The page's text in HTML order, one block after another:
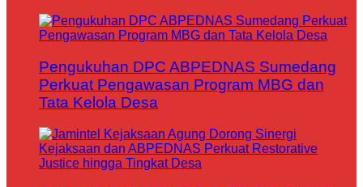
Pengukuhan DPC ABPEDNAS Sumedang
Perkuat Pengawasan Program MBG dan
Tata Kelola Desa